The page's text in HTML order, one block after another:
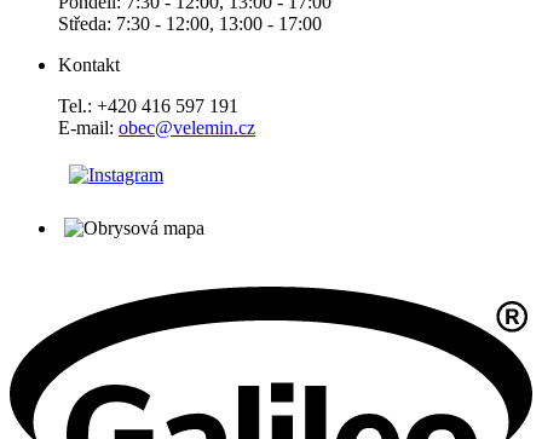
Středa: 7:30 - 12:00, 13:00 - 17:00
Kontakt
Tel.: +420 416 597 191
E-mail: obec@velemin.cz